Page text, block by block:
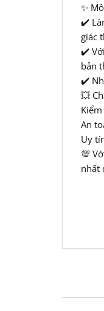
✨
✔️
giác
✔️
bản
✔️
💥
An
Uy
💯
nhất